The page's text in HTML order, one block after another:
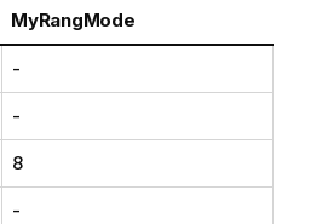
MyRangMode
-
-
8
-